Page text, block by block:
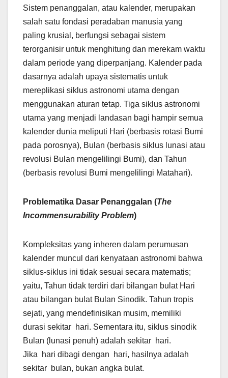
Sistem penanggalan, atau kalender, merupakan
salah satu fondasi peradaban manusia yang
paling krusial, berfungsi sebagai sistem
terorganisir untuk menghitung dan merekam waktu
dalam periode yang diperpanjang. Kalender pada
dasarnya adalah upaya sistematis untuk
mereplikasi siklus astronomi utama dengan
menggunakan aturan tetap. Tiga siklus astronomi
utama yang menjadi landasan bagi hampir semua
kalender dunia meliputi Hari (berbasis rotasi Bumi
pada porosnya), Bulan (berbasis siklus lunasi atau
revolusi Bulan mengelilingi Bumi), dan Tahun
(berbasis revolusi Bumi mengelilingi Matahari).
Problematika Dasar Penanggalan (The
Incommensurability Problem)
Kompleksitas yang inheren dalam perumusan
kalender muncul dari kenyataan astronomi bahwa
siklus-siklus ini tidak sesuai secara matematis;
yaitu, Tahun tidak terdiri dari bilangan bulat Hari
atau bilangan bulat Bulan Sinodik. Tahun tropis
sejati, yang mendefinisikan musim, memiliki
durasi sekitar hari. Sementara itu, siklus sinodik
Bulan (lunasi penuh) adalah sekitar hari.
Jika hari dibagi dengan hari, hasilnya adalah
sekitar bulan, bukan angka bulat.